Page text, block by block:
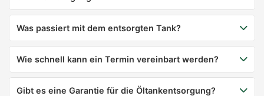
Was passiert mit dem entsorgten Tank?
Wie schnell kann ein Termin vereinbart werden?
Gibt es eine Garantie für die Öltankentsorgung?